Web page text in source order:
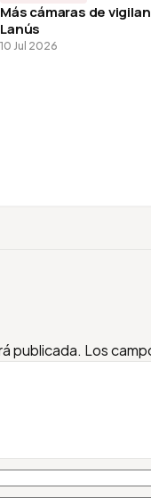
Más cámaras de
Lanús
10 Jul 2026
publicada. Los